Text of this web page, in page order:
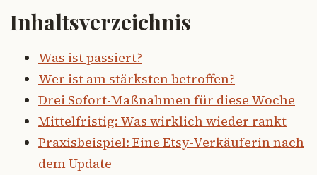
Inhaltsverzeichnis
Was ist passiert?
Wer ist am stärksten betroffen?
Drei Sofort-Maßnahmen für diese Woche
Mittelfristig: Was wirklich wieder rankt
Praxisbeispiel: Eine Etsy-Verkäuferin nach
dem Update